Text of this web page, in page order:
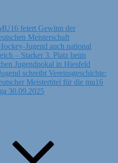
feiert Gewinn der
Meisterschaft
Jugend auch national
– Starker 3. Platz beim
Jugendpokal in Hiesfeld
schreibt Vereinsgeschichte:
Meistertitel für die mu16
30.09.2025